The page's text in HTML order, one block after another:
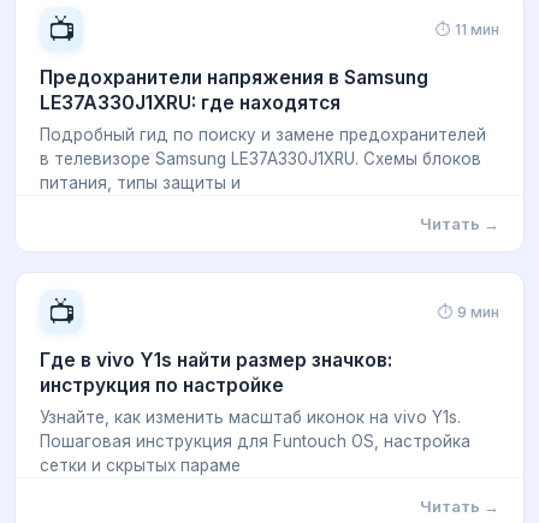
📺 ⏱ 11 мин
Предохранители напряжения в Samsung
LE37A330J1XRU: где находятся
Подробный гид по поиску и замене предохранителей
в телевизоре Samsung LE37A330J1XRU. Схемы блоков
питания, типы защиты и
Читать →
📺 ⏱ 9 мин
Где в vivo Y1s найти размер значков:
инструкция по настройке
Узнайте, как изменить масштаб иконок на vivo Y1s.
Пошаговая инструкция для Funtouch OS, настройка
сетки и скрытых параме
Читать →